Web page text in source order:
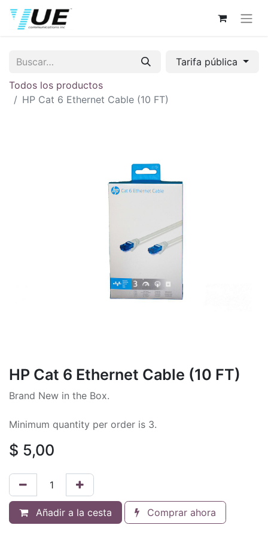
Tarifa pública
Todos los productos
HP Cat 6 Ethernet Cable (10 FT)
HP Cat 6 Ethernet Cable (10 FT)
Brand New in the Box.
Minimum quantity per order is 3.
$ 5,00
Añadir a la cesta Comprar ahora